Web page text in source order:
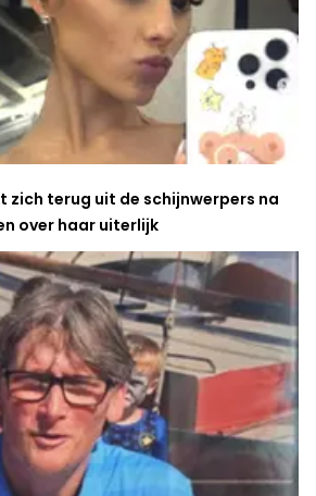
zich terug uit de schijnwerpers na
over haar uiterlijk